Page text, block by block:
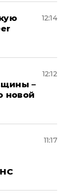
12:14
–
новой
12:12
11:17